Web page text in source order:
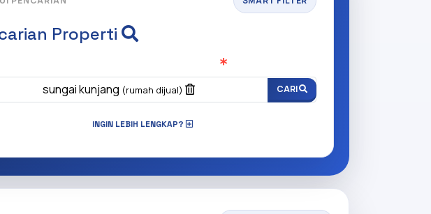
Properti
sungai kunjang (rumah dijual) CARI
INGIN LEBIH LENGKAP?